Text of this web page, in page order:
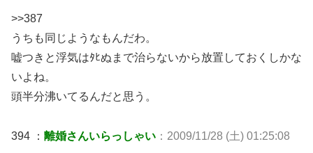
>>387
うちも同じようなもんだわ。
嘘つきと浮気はﾀﾋぬまで治らないから放置しておくしかな
いよね。
頭半分沸いてるんだと思う。
394 ： 離婚さんいらっしゃい ：2009/11/28 (土) 01:25:08